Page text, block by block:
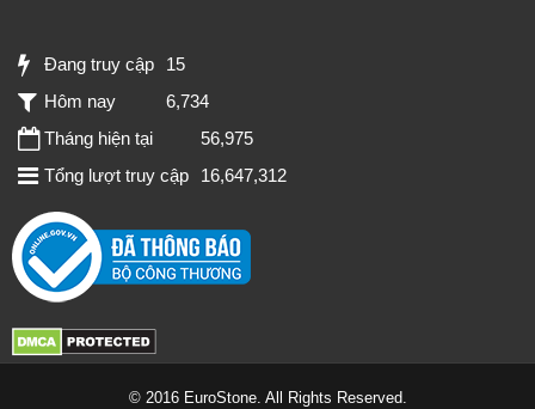
Đang truy cập
15
Hôm nay
6,734
Tháng hiện tại
56,975
Tổng lượt truy cập
16,647,312
© 2016 EuroStone. All Rights Reserved.